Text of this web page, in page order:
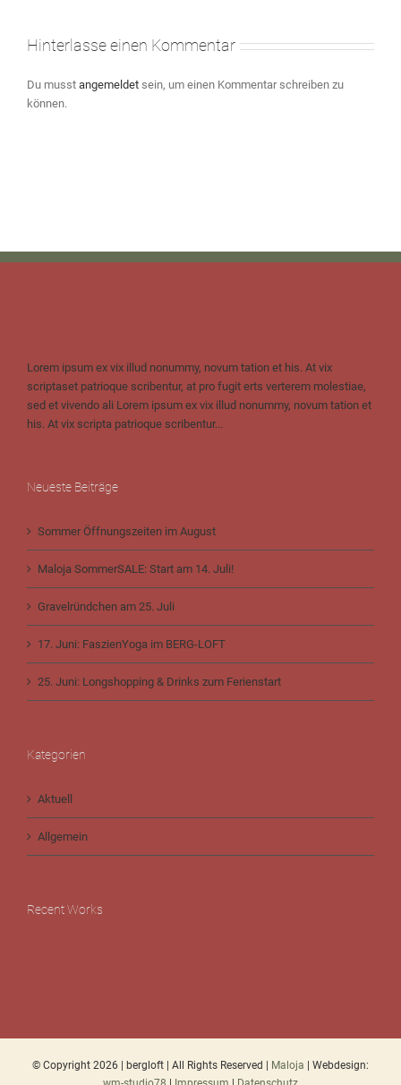
Hinterlasse einen Kommentar
Du musst angemeldet sein, um einen Kommentar schreiben zu
können.
Lorem ipsum ex vix illud nonummy, novum tation et his. At vix
scriptaset patrioque scribentur, at pro fugit erts verterem molestiae,
sed et vivendo ali Lorem ipsum ex vix illud nonummy, novum tation et
his. At vix scripta patrioque scribentur...
Neueste Beiträge
Sommer Öffnungszeiten im August
Maloja SommerSALE: Start am 14. Juli!
Gravelründchen am 25. Juli
17. Juni: FaszienYoga im BERG-LOFT
25. Juni: Longshopping & Drinks zum Ferienstart
Kategorien
Aktuell
Allgemein
Recent Works
© Copyright 2026 | bergloft | All Rights Reserved | Maloja | Webdesign: